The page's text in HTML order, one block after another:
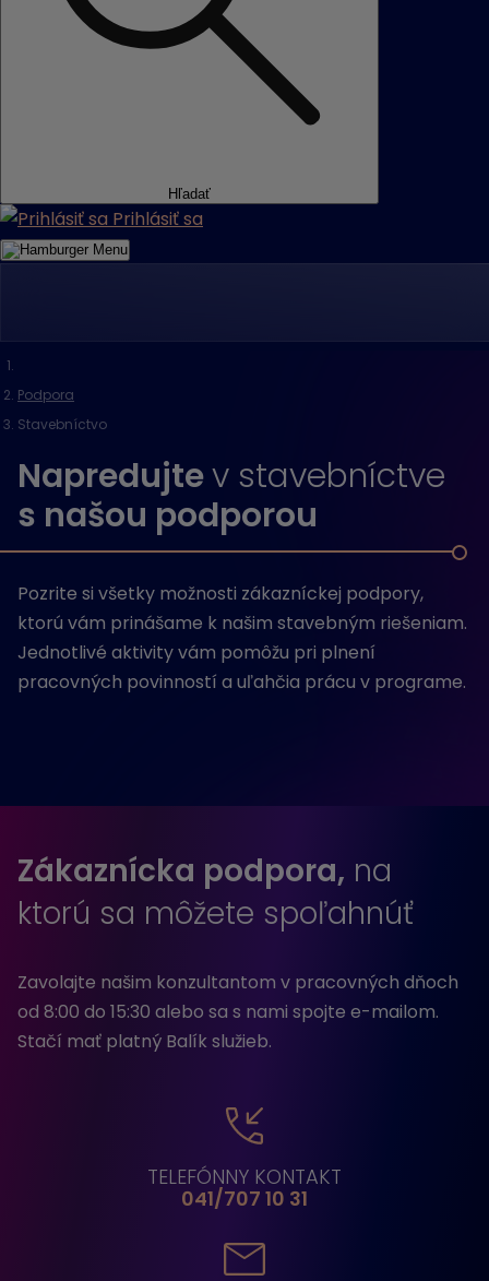
Hľadať
Prihlásiť sa
Menu
Podpora
Stavebníctvo
Napredujtev stavebníctve
s našou podporou
Pozrite si všetky možnosti zákazníckej podpory,
ktorú vám prinášame k našim stavebným riešeniam.
Jednotlivé aktivity vám pomôžu pri plnení
pracovných povinností a uľahčia prácu v programe.
Zákaznícka podpora, na
ktorú sa môžete spoľahnúť
Zavolajte našim konzultantom v pracovných dňoch
od 8:00 do 15:30 alebo sa s nami spojte e-mailom.
Stačí mať platný Balík služieb.
TELEFÓNNY KONTAKT
041/707 10 31